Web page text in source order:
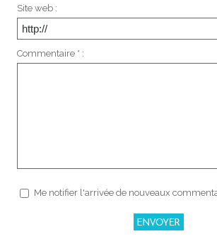
Site web :
Commentaire * :
Me notifier l'arrivée de nouveaux